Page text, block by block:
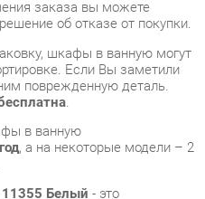
.
в ванную
, а на некоторые модели – 2
Белый
об опыте его